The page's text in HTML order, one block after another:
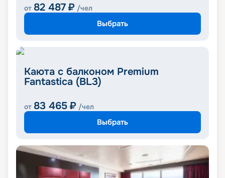
от 82 487 ₽ /чел
Выбрать
Каюта с балконом Premium
Fantastica (BL3)
от 83 465 ₽ /чел
Выбрать